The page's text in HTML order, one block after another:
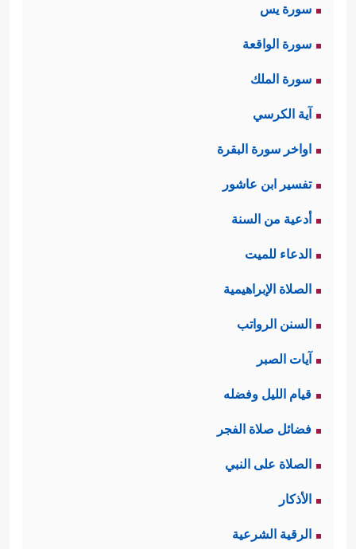
سورة يس
سورة الواقعة
سورة الملك
آية الكرسي
اواخر سورة البقرة
تفسير ابن عاشور
أدعية من السنة
الدعاء للميت
الصلاة الإبراهيمية
السنن الرواتب
آيات الصبر
قيام الليل وفضله
فضائل صلاة الفجر
الصلاة على النبي
الأذكار
الرقية الشرعية